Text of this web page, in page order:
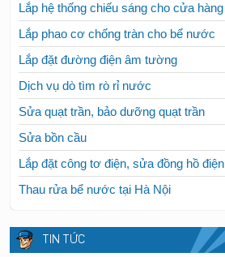
Lắp hệ thống chiếu sáng cho cửa hàng
Lắp phao cơ chống tràn cho bể nước
Lắp đặt đường điện âm tường
Dịch vụ dò tìm rò rỉ nước
Sửa quạt trần, bảo dưỡng quạt trần
Sửa bồn cầu
Lắp đặt công tơ điện, sửa đồng hồ điện
Thau rửa bể nước tại Hà Nội
TIN TỨC